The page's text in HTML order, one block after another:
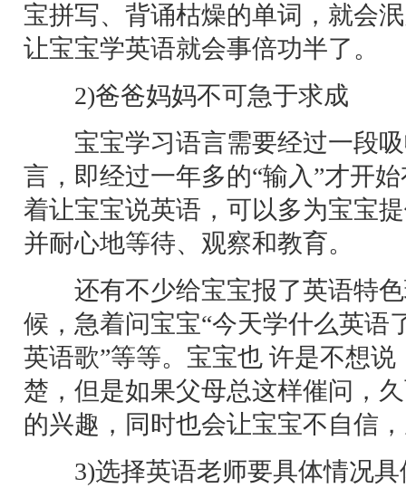
宝拼写、背诵枯燥的单词，就会
让宝宝学英语就会事倍功半了。
2)爸爸妈妈不可急于求成
宝宝学习语言需要经过一段吸
言，即经过一年多的“输入”才开
着让宝宝说英语，可以多为宝宝
并耐心地等待、观察和教育。
还有不少给宝宝报了英语特色
候，急着问宝宝“今天学什么英语
英语歌”等等。宝宝也 许是不想
楚，但是如果父母总这样催问，
的兴趣，同时也会让宝宝不自信
3)选择英语老师要具体情况具